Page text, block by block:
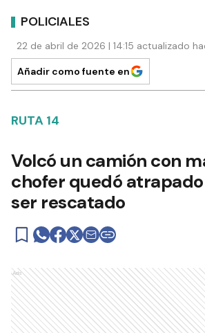
POLICIALES
22 de abril de 2026 | 14:15 actualizado
Añadir como fuente en
RUTA 14
Volcó un camión con
chofer quedó
ser rescatado
Ads